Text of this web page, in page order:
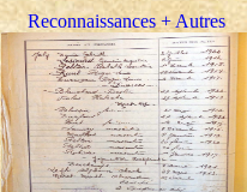
Reconnaissances + Autres